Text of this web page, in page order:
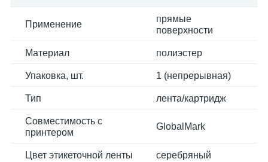
Применение
прямые
поверхности
Материал полиэстер
Упаковка, шт. 1 (непрерывная)
Тип лента/картридж
Совместимость с
принтером
GlobalMark
Цвет этикеточной ленты серебряный